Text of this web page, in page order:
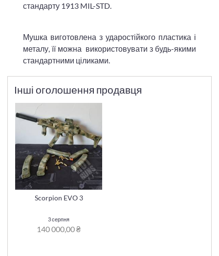
стандарту 1913 MIL-STD.
Мушка виготовлена з ударостійкого пластика і
металу, її можна використовувати з будь-якими
стандартними ціликами.
Інші оголошення продавця
Scorpion EVO 3
3 серпня
140 000,00 ₴